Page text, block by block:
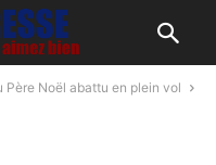
Père Noël abattu en plein vol